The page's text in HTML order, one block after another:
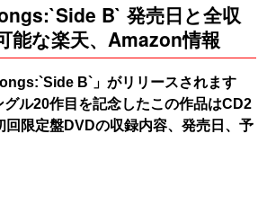
B` 発売日と全収
能な楽天、Amazon情報
B`」がリリースされます
ル20作目を記念したこの作品はCD2
限定盤DVDの収録内容、発売日、予